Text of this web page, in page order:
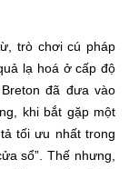
trò chơi cú pháp
lạ hoá ở cấp độ
đã đưa vào
khi bắt gặp một
tối ưu nhất trong
sổ”. Thế nhưng,